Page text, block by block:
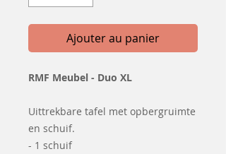
Ajouter au panier
RMF Meubel - Duo XL
Uittrekbare tafel met opbergruimte
en schuif.
- 1 schuif